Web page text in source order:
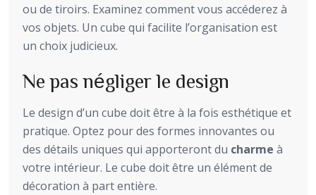
ou de tiroirs. Examinez comment vous accéderez à
vos objets. Un cube qui facilite l’organisation est
un choix judicieux.
Ne pas négliger le design
Le design d’un cube doit être à la fois esthétique et
pratique. Optez pour des formes innovantes ou
des détails uniques qui apporteront du charme à
votre intérieur. Le cube doit être un élément de
décoration à part entière.